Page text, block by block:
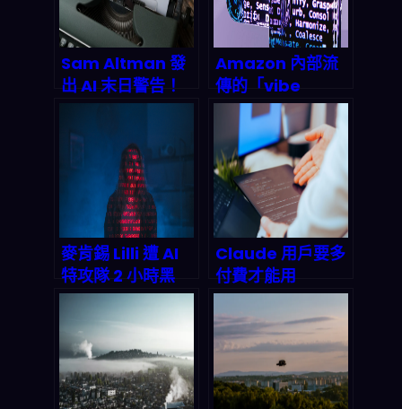
Sam Altman 發
出 AI 末日警告！
2026 年企業還敢
盲目擁抱人工智慧
嗎？
Amazon 內部流
傳的「vibe
coding」10 大心
法：2026 年靠 AI
實現躺平收入的關
鍵技術
麥肯錫 Lilli 遭 AI
特攻隊 2 小時黑
掉：2026 企業 AI
安全防禦戰全面升
級
Claude 用戶要多
付費才能用
OpenClaw：
Freestyle 2.0 企
業 API 時代的成本
戰，你準備好了
嗎？